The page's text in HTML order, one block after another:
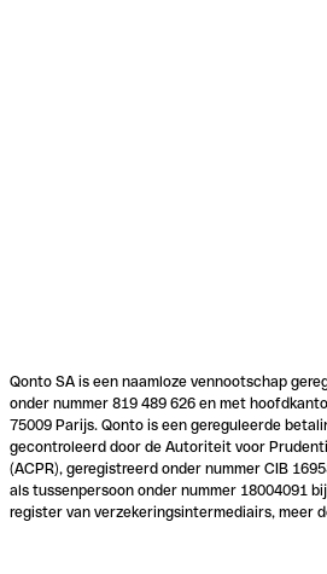
Qonto SA is een naamloze vennootschap
onder nummer 819 489 626 en met
75009 Parijs. Qonto is een gereguleerde
gecontroleerd door de Autoriteit voor
(ACPR), geregistreerd onder nummer CIB
als tussenpersoon onder nummer 18004091
register van verzekeringsintermediairs, meer